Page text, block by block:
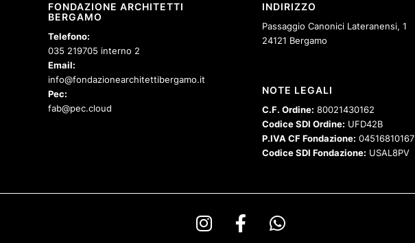
FONDAZIONE ARCHITETTI
BERGAMO
Telefono:
035 219705 interno 2
Email:
info@fondazionearchitettibergamo.it
Pec:
fab@pec.cloud
INDIRIZZO
Passaggio Canonici Lateranensi, 1
24121 Bergamo
NOTE LEGALI
C.F. Ordine: 80021430162
Codice SDI Ordine: UFD42B
P.IVA CF Fondazione: 04516810167
Codice SDI Fondazione: USAL8PV